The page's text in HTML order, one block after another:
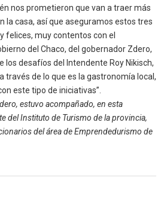
nos prometieron que van a traer más
la casa, así que aseguramos estos tres
felices, muy contentos con el
del Chaco, del gobernador Zdero,
los desafíos del Intendente Roy Nikisch,
través de lo que es la gastronomía local,
este tipo de iniciativas”.
estuvo acompañado, en esta
del Instituto de Turismo de la provincia,
del área de Emprendedurismo de